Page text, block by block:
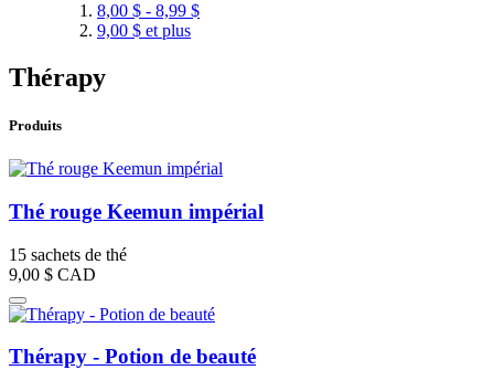
8,00 $ - 8,99 $
9,00 $ et plus
Thérapy
Produits
Thé rouge Keemun impérial
15 sachets de thé
9,00 $ CAD
Thérapy - Potion de beauté